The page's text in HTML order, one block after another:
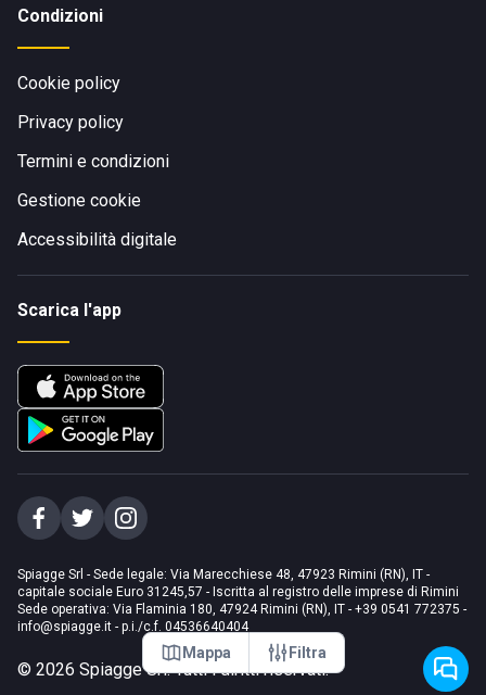
Mappa Filtra
Condizioni
Cookie policy
Privacy policy
Termini e condizioni
Gestione cookie
Accessibilità digitale
Scarica l'app
Spiagge Srl - Sede legale: Via Marecchiese 48, 47923 Rimini (RN), IT -
capitale sociale Euro 31245,57 - Iscritta al registro delle imprese di Rimini
Sede operativa: Via Flaminia 180, 47924 Rimini (RN), IT - +39 0541 772375 -
info@spiagge.it - p.i./c.f. 04536640404
© 2026 Spiagge Srl. Tutti i diritti riservati.